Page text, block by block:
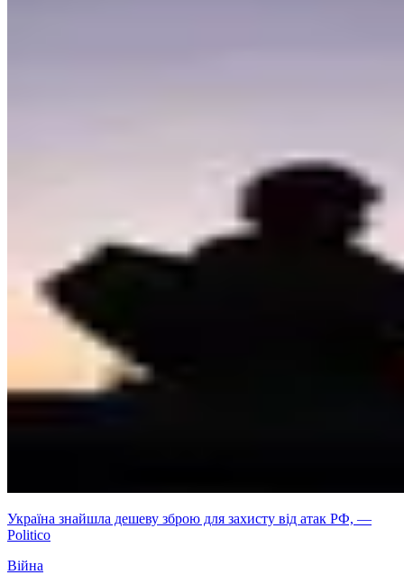
Україна знайшла дешеву зброю для захисту від атак РФ, —
Politico
Війна